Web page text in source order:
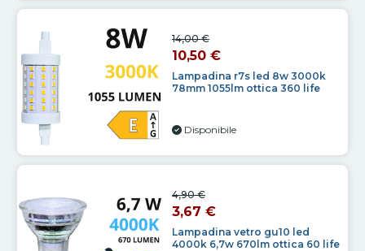
Lampadina r7s led 8w 3000k
78mm 1055lm ottica 360 life
14,00 €
10,50 €
Disponibile
Lampadina vetro gu10 led
4000k 6,7w 670lm ottica 60 life
4,90 €
3,67 €